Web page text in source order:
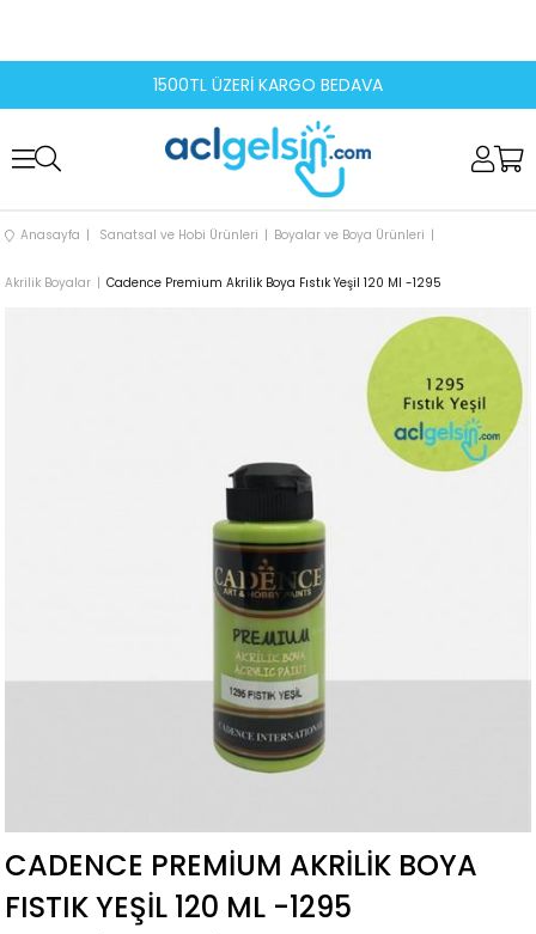
1500TL ÜZERİ KARGO BEDAVA
Anasayfa Sanatsal ve Hobi Ürünleri Boyalar ve Boya Ürünleri
Akrilik Boyalar Cadence Premium Akrilik Boya Fıstık Yeşil 120 Ml -1295
CADENCE PREMIUM AKRILIK BOYA
FISTIK YEŞIL 120 ML -1295